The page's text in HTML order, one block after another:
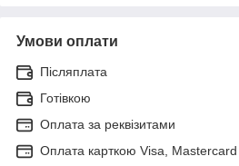
Умови оплати
Післяплата
Готівкою
Оплата за реквізитами
Оплата карткою Visa,